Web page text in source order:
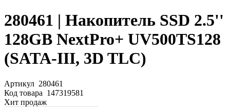
280461 | Накопитель SSD 2.5''
128GB NextPro+ UV500TS128
(SATA-III, 3D TLC)
Артикул 280461
Код товара 147319581
Хит продаж